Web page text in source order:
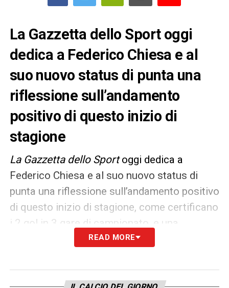
La Gazzetta dello Sport oggi
dedica a Federico Chiesa e al
suo nuovo status di punta una
riflessione sull’andamento
positivo di questo inizio di
stagione
La Gazzetta dello Sportoggi dedica a
Federico Chiesa e al suo nuovo status di
punta una riflessione sull’andamento positivo
di questo inizio di stagione, come certificano
i 2 gol in 3 gare di campionato, e una
suggestione attraverso il ricorso a termini di
Una evoluzione simile a quella che in
READ MORE